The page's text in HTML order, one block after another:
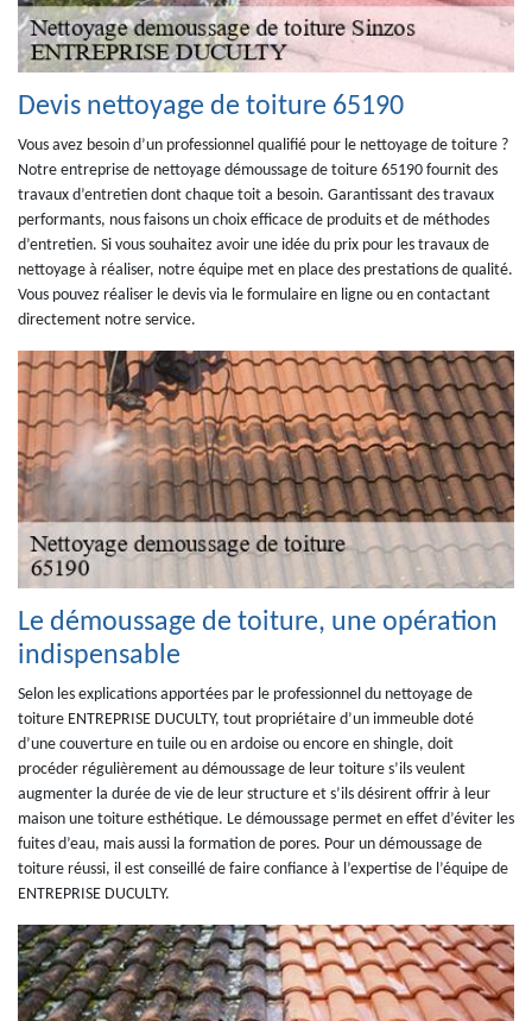
Devis nettoyage de toiture 65190
Vous avez besoin d’un professionnel qualifié pour le nettoyage de toiture ?
Notre entreprise de nettoyage démoussage de toiture 65190 fournit des
travaux d’entretien dont chaque toit a besoin. Garantissant des travaux
performants, nous faisons un choix efficace de produits et de méthodes
d’entretien. Si vous souhaitez avoir une idée du prix pour les travaux de
nettoyage à réaliser, notre équipe met en place des prestations de qualité.
Vous pouvez réaliser le devis via le formulaire en ligne ou en contactant
directement notre service.
Le démoussage de toiture, une opération
indispensable
Selon les explications apportées par le professionnel du nettoyage de
toiture ENTREPRISE DUCULTY, tout propriétaire d’un immeuble doté
d’une couverture en tuile ou en ardoise ou encore en shingle, doit
procéder régulièrement au démoussage de leur toiture s’ils veulent
augmenter la durée de vie de leur structure et s’ils désirent offrir à leur
maison une toiture esthétique. Le démoussage permet en effet d’éviter les
fuites d’eau, mais aussi la formation de pores. Pour un démoussage de
toiture réussi, il est conseillé de faire confiance à l’expertise de l’équipe de
ENTREPRISE DUCULTY.